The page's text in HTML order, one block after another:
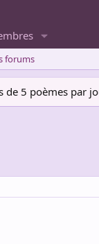
forums
de 5 poèmes par